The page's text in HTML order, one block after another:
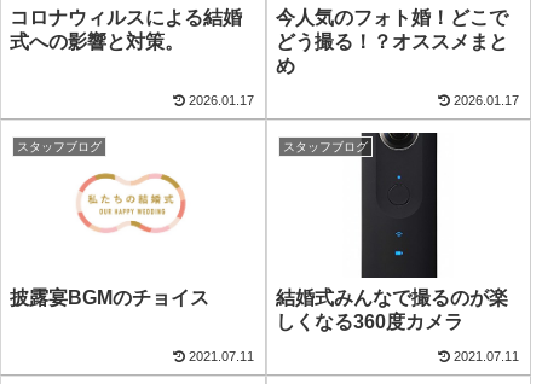
コロナウィルスによる結婚
式への影響と対策。
2026.01.17
今人気のフォト婚！どこで
どう撮る！？オススメまと
め
2026.01.17
スタッフブログ
披露宴BGMのチョイス
2021.07.11
スタッフブログ
結婚式みんなで撮るのが楽
しくなる360度カメラ
2021.07.11